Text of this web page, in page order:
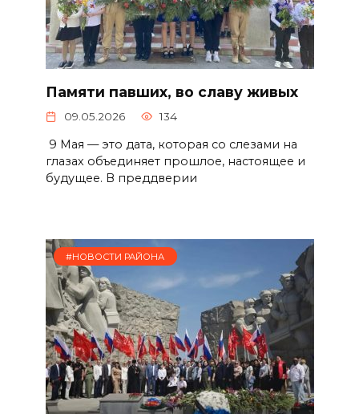
Памяти павших, во славу живых
09.05.2026 134
9 Мая — это дата, которая со слезами на
глазах объединяет прошлое, настоящее и
будущее. В преддверии
#НОВОСТИ РАЙОНА